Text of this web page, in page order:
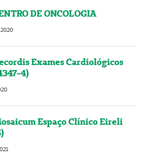
DE ONCOLOGIA
2020
Exames Cardiológicos
4)
Espaço Clínico Eireli